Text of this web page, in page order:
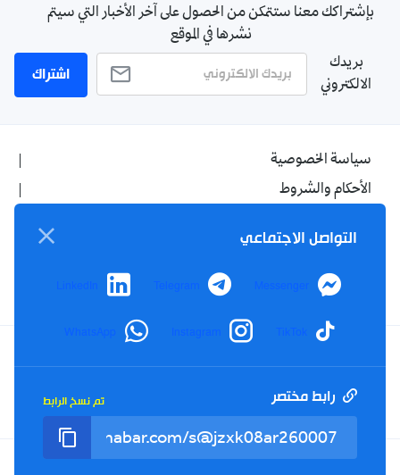
بإشتراكك معنا ستتمكن من الحصول على آخر الأخبار التي سيتم
نشرها في الموقع
بريدك
الالكتروني
اشتراك
سياسة الخصوصية
الأحكام والشروط
اتصل بنا
من نحن
Facebook
YouTube
TikTok
Twitter
Tel : +213(0)023 31 69 04 - eMail :info@elkhabar.com
التواصل الاجتماعي
Messenger
Telegram
LinkedIn
TikTok
Instagram
WhatsApp
رابط مختصر تم نسخ الرابط